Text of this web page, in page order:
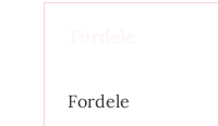
Fordele